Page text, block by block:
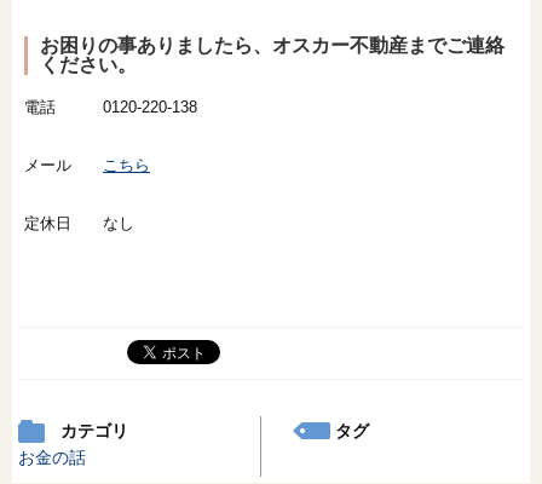
お困りの事ありましたら、オスカー不動産までご連絡
ください。
電話 0120-220-138
メール こちら
定休日 なし
カテゴリ
お金の話
タグ